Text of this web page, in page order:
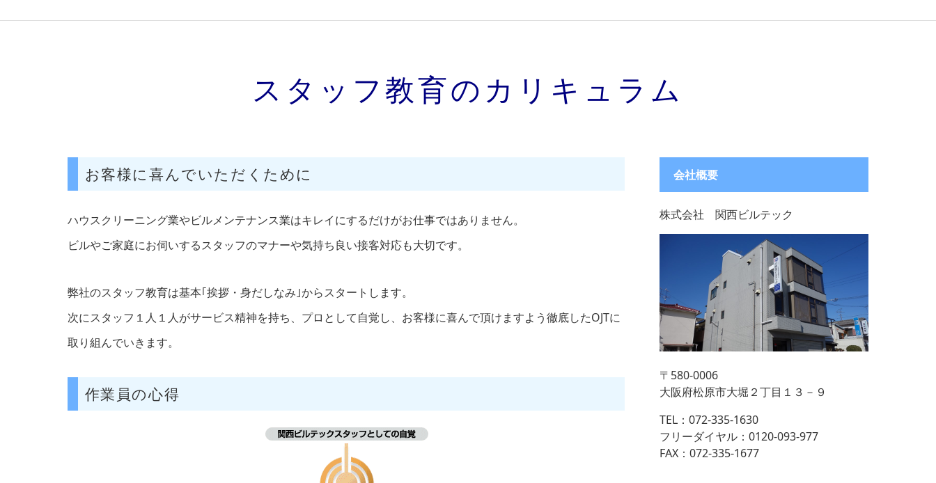
スタッフ教育のカリキュラム
お客様に喜んでいただくために
ハウスクリーニング業やビルメンテナンス業はキレイにするだけがお仕事ではありません。
ビルやご家庭にお伺いするスタッフのマナーや気持ち良い接客対応も大切です。
弊社のスタッフ教育は基本｢挨拶・身だしなみ｣からスタートします。
次にスタッフ１人１人がサービス精神を持ち、プロとして自覚し、お客様に喜んで頂けますよう徹底したOJTに
取り組んでいきます。
作業員の心得
会社概要
株式会社 関西ビルテック
〒580-0006
大阪府松原市大堀２丁目１３－９
TEL：072-335-1630
フリーダイヤル：0120-093-977
FAX：072-335-1677